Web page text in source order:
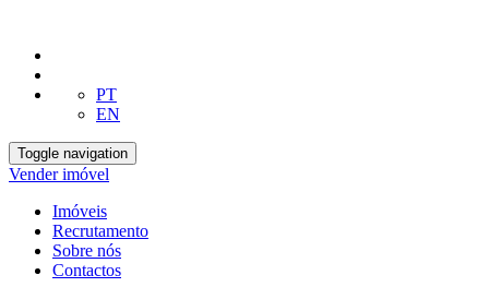
PT
EN
Toggle navigation
Vender imóvel
Imóveis
Recrutamento
Sobre nós
Contactos